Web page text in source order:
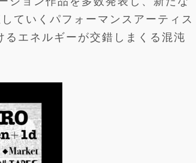
ていくパフォーマンスアーティス
エネルギーが交錯しまくる混沌